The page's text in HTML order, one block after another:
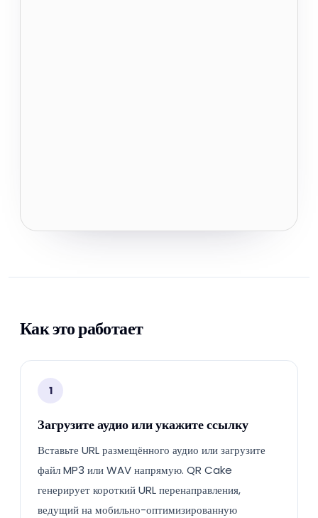
Как это работает
1
Загрузите аудио или укажите ссылку
Вставьте URL размещённого аудио или загрузите
файл MP3 или WAV напрямую. QR Cake
генерирует короткий URL перенаправления,
ведущий на мобильно-оптимизированную